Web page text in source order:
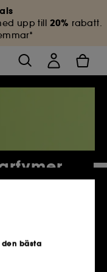
upp till 20% rabatt.
bästa